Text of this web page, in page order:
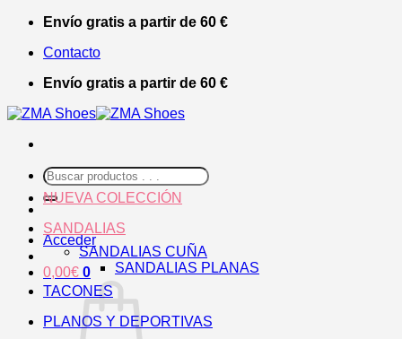
Saltar
contenido
Envío gratis a partir de 60 €
Contacto
Envío gratis a partir de 60 €
Buscar
por:
Acceder
0,00€ 0
NUEVA COLECCIÓN
SANDALIAS
SANDALIAS CUÑA
SANDALIAS PLANAS
TACONES
PLANOS Y DEPORTIVAS